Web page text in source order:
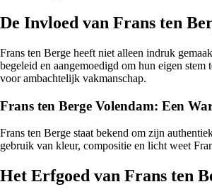
De Invloed van Frans ten
Frans ten Berge heeft niet alleen indruk
begeleid en aangemoedigd om hun eigen
voor ambachtelijk vakmanschap.
Frans ten Berge Volendam: Een
Frans ten Berge staat bekend om zijn
gebruik van kleur, compositie en licht weet
Het Erfgoed van Frans ten